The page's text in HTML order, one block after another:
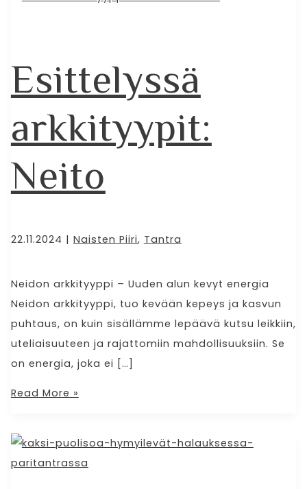
Esittelyssä
arkkityypit:
Neito
22.11.2024 | Naisten Piiri, Tantra
Neidon arkkityyppi – Uuden alun kevyt energia
Neidon arkkityyppi, tuo kevään kepeys ja kasvun
puhtaus, on kuin sisällämme lepäävä kutsu leikkiin,
uteliaisuuteen ja rajattomiin mahdollisuuksiin. Se
on energia, joka ei […]
Read More »